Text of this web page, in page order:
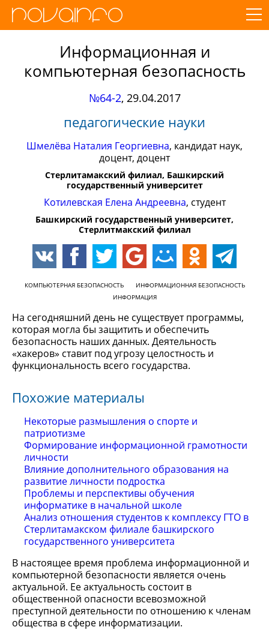
Информационная и
компьютерная безопасность
№64-2, 29.04.2017
педагогические науки
Шмелёва Наталия Георгиевна, кандидат наук,
доцент, доцент
Стерлитамакский филиал, Башкирский
государственный университет
Котилевская Елена Андреевна, студент
Башкирский государственный университет,
Стерлитмакский филиал
КОМПЬЮТЕРНАЯ БЕЗОПАСНОСТЬ
ИНФОРМАЦИОННАЯ БЕЗОПАСНОСТЬ
ИНФОРМАЦИЯ
На сегодняшний день не существует программы,
которая могла бы защитить и обеспечить
безопасность наших данных. Деятельность
«хакеров» ставит под угрозу целостность и
функциональность всего государства.
Похожие материалы
Некоторые размышления о спорте и
патриотизме
Формирование информационной грамотности
личности
Влияние дополнительного образования на
развитие личности подростка
Проблемы и перспективы обучения
информатике в начальной школе
Анализ отношения студентов к комплексу ГТО в
Стерлитамакском филиале башкирского
государственного университета
В настоящее время проблема информационной и
компьютерной безопасности является очень
актуальной. Ее актуальность состоит в
общественной опасности всевозможной
преступной деятельности по отношению к членам
общества в сфере информатизации.